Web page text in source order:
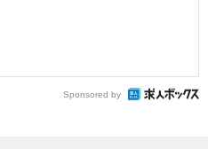
Sponsored by